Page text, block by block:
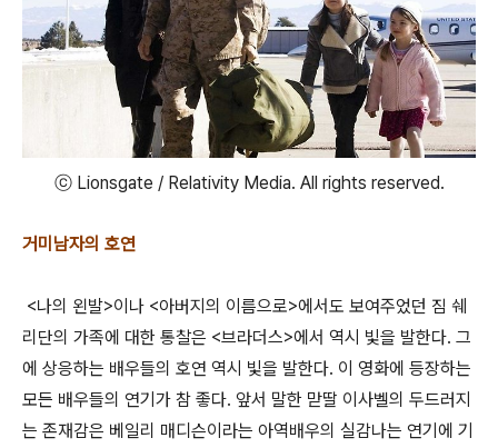
ⓒ Lionsgate / Relativity Media. All rights reserved.
거미남자의 호연
<나의 왼발>이나 <아버지의 이름으로>에서도 보여주었던 짐 쉐
리단의 가족에 대한 통찰은 <브라더스>에서 역시 빛을 발한다. 그
에 상응하는 배우들의 호연 역시 빛을 발한다. 이 영화에 등장하는
모든 배우들의 연기가 참 좋다. 앞서 말한 맏딸 이사벨의 두드러지
는 존재감은 베일리 매디슨이라는 아역배우의 실감나는 연기에 기